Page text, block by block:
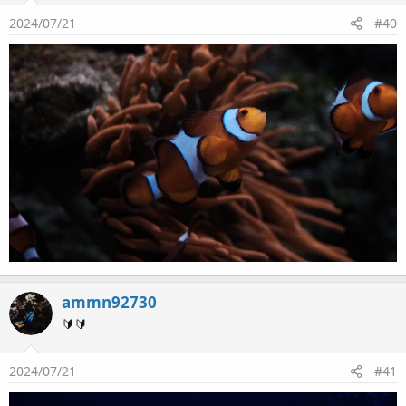
2024/07/21 #40
ammn92730
🔰🔰
2024/07/21 #41